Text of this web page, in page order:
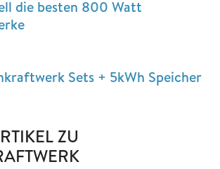
die besten 800 Watt
Sets + 5kWh Speicher
ZU